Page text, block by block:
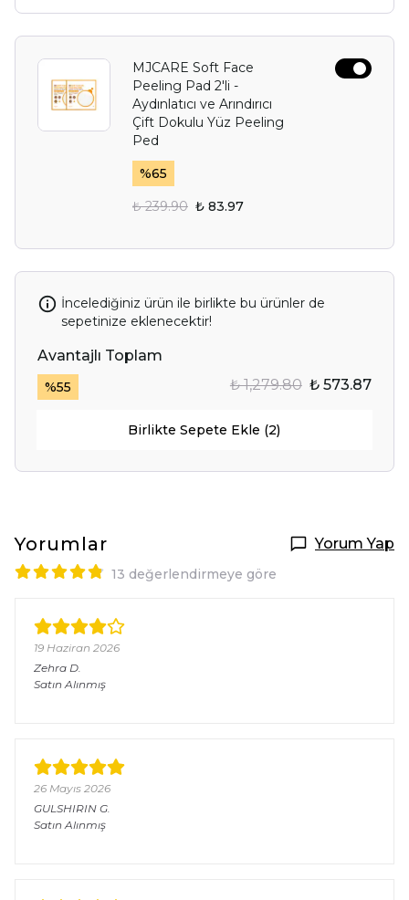
MJCARE Soft Face
Peeling Pad 2'li -
Aydınlatıcı ve Arındırıcı
Çift Dokulu Yüz Peeling
Ped
%65
₺ 239.90 ₺ 83.97
İncelediğiniz ürün ile birlikte bu ürünler de
sepetinize eklenecektir!
Avantajlı Toplam
%55 ₺ 1,279.80 ₺ 573.87
Birlikte Sepete Ekle (2)
Yorumlar Yorum Yap
13 değerlendirmeye göre
19 Haziran 2026
Zehra D.
Satın Alınmış
26 Mayıs 2026
GULSHIRIN G.
Satın Alınmış